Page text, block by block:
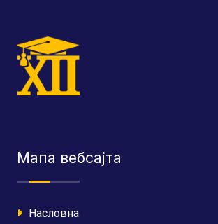
Мапа вебсајта
Насловна